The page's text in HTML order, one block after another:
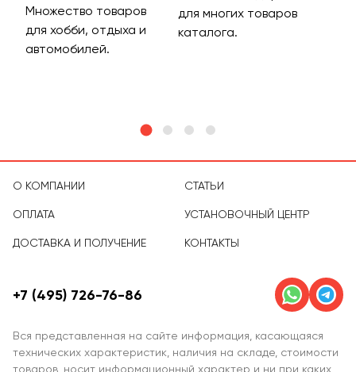
Множество товаров
для хобби, отдыха и
автомобилей.
для многих товаров
каталога.
О КОМПАНИИ
ОПЛАТА
ДОСТАВКА И ПОЛУЧЕНИЕ
СТАТЬИ
УСТАНОВОЧНЫЙ ЦЕНТР
КОНТАКТЫ
Вся представленная на сайте информация, касающаяся
технических характеристик, наличия на складе, стоимости
товаров, носит информационный характер и ни при каких
+7 (495) 726-76-86